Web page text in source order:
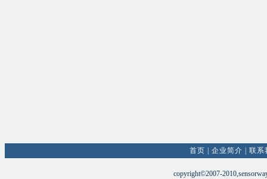
首页 企业简介 联系
copyright©2007-